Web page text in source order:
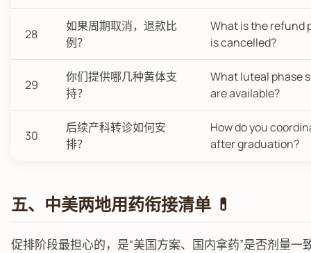
28
如果周期取消，退款比
例？
What is the refund
is cancelled?
29
你们提供哪几种黄体支
持？
What luteal phase
are available?
30
后续产科转诊如何安
排？
How do you
after graduation?
五、中美两地用药衔接清单 💊
促排阶段最担心的，是“美国方案、国内拿药”是否剂量